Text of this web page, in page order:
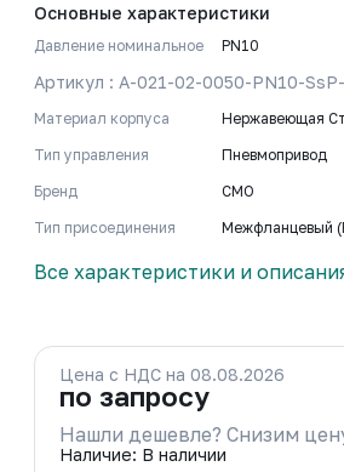
Основные характеристики
Давление номинальное PN10
Артикул : A-021-02-0050-PN10-
Материал корпуса
Нержавеющая
Тип управления
Пневмопривод
Бренд
CMO
Тип присоединения
Межфланцевый
Все характеристики и
Цена с НДС на 08.08.2026
по запросу
Нашли дешевле? Снизим
Наличие: В наличии